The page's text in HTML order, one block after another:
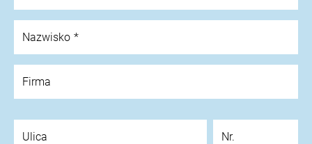
Nazwisko
Firma
Ulica Nr.